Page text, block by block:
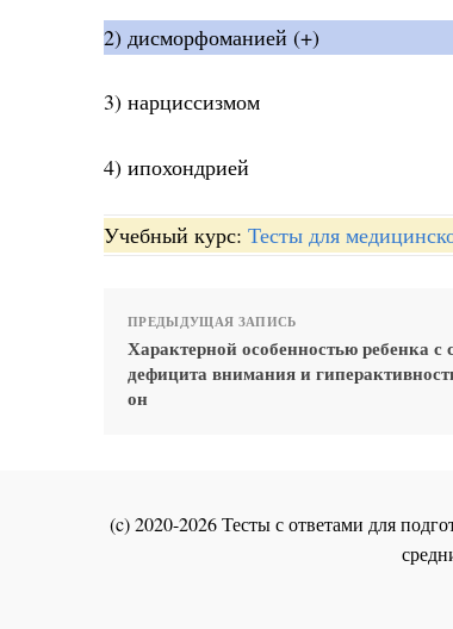
2) дисморфоманией (+)
3) нарциссизмом
4) ипохондрией
Учебный курс: Тесты для
ПРЕДЫДУЩАЯ ЗАПИСЬ
Характерной особенностью ребенка с
дефицита внимания и
он
(c) 2020-2026 Тесты с ответами для